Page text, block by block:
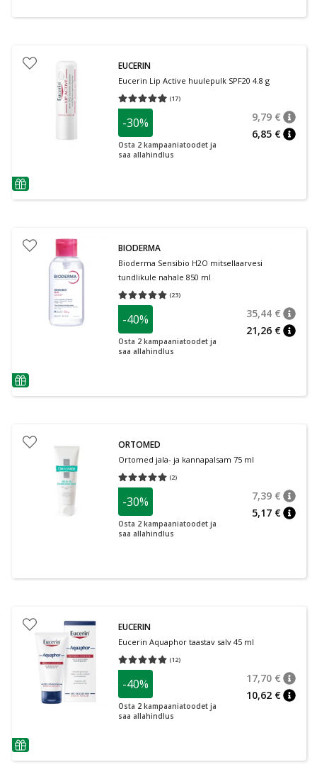
nõuanne
EUCERIN
Eucerin Lip Active huulepulk SPF20 4.8 g
(17)
Keskmine hinnang 4.94
-30%
Osta 2 kampaaniatoodet ja
saa allahindlus
9,79 €
6,85 €
nõuanne
BIODERMA
Bioderma Sensibio H2O mitsellaarvesi
tundlikule nahale 850 ml
(23)
Keskmine hinnang 5.00
-40%
Osta 2 kampaaniatoodet ja
saa allahindlus
35,44 €
21,26 €
ORTOMED
Ortomed jala- ja kannapalsam 75 ml
(2)
Keskmine hinnang 5.00
-30%
Osta 2 kampaaniatoodet ja
saa allahindlus
7,39 €
5,17 €
nõuanne
EUCERIN
Eucerin Aquaphor taastav salv 45 ml
(12)
Keskmine hinnang 5.00
-40%
Osta 2 kampaaniatoodet ja
saa allahindlus
17,70 €
10,62 €